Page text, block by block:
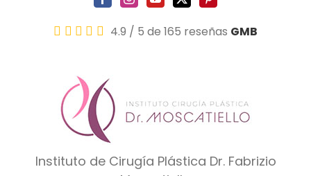
4.9 / 5 de 165 reseñas GMB
Instituto de Cirugía Plástica Dr. Fabrizio